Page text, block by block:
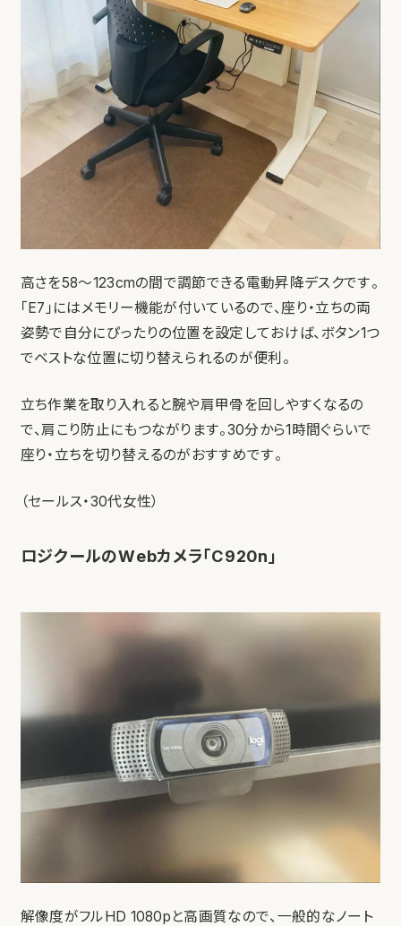
高さを58〜123cmの間で調節できる電動昇降デスクです。
「E7」にはメモリー機能が付いているので、座り・立ちの両
姿勢で自分にぴったりの位置を設定しておけば、ボタン1つ
でベストな位置に切り替えられるのが便利。
立ち作業を取り入れると腕や肩甲骨を回しやすくなるの
で、肩こり防止にもつながります。30分から1時間ぐらいで
座り・立ちを切り替えるのがおすすめです。
（セールス・30代女性）
ロジクールのWebカメラ「C920n」
解像度がフルHD 1080pと高画質なので、一般的なノート